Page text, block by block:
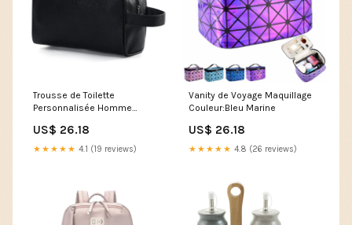
Trousse de Toilette
Personnalisée Homme
US$ 26.18
★★★★★ 4.1 (19 reviews)
Vanity de Voyage Maquillage
Couleur:Bleu Marine
US$ 26.18
★★★★★ 4.8 (26 reviews)